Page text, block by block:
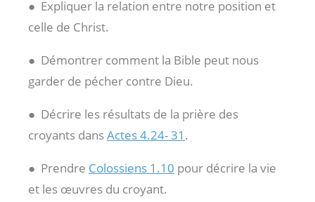
● Expliquer la relation entre notre position et
celle de Christ.
● Démontrer comment la Bible peut nous
garder de pécher contre Dieu.
● Décrire les résultats de la prière des
croyants dansActes 4.24- 31 .
● Prendre Colossiens 1.10 pour décrire la vie
et les œuvres du croyant.